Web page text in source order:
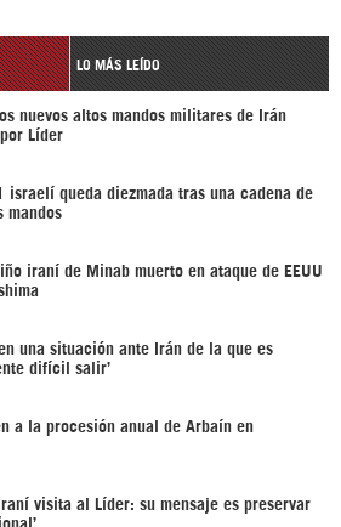
LO MÁS LEÍDO
nuevos altos mandos militares de Irán
Líder
israelí queda diezmada tras una cadena de
mandos
iraní de Minab muerto en ataque de EEUU
en una situación ante Irán de la que es
difícil salir’
a la procesión anual de Arbaín en
visita al Líder: su mensaje es preservar